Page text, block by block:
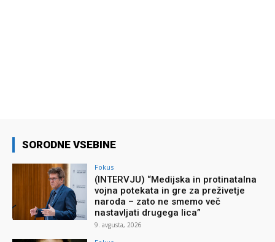
SORODNE VSEBINE
Fokus
(INTERVJU) “Medijska in protinatalna
vojna potekata in gre za preživetje
naroda – zato ne smemo več
nastavljati drugega lica”
9. avgusta, 2026